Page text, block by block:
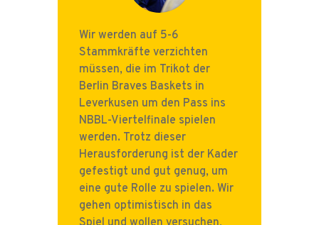
Wir werden auf 5-6
Stammkräfte verzichten
müssen, die im Trikot der
Berlin Braves Baskets in
Leverkusen um den Pass ins
NBBL-Viertelfinale spielen
werden. Trotz dieser
Herausforderung ist der Kader
gefestigt und gut genug, um
eine gute Rolle zu spielen. Wir
gehen optimistisch in das